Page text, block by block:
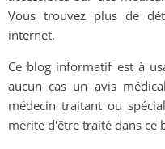
Vous trouvez plus de
internet.
Ce blog informatif est à
aucun cas un avis
médecin traitant ou
mérite d'être traité dans ce